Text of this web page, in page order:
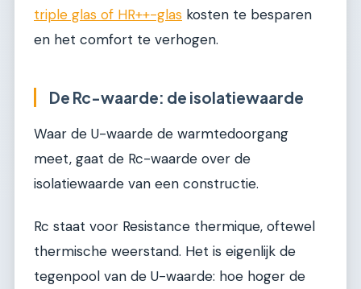
triple glas of HR++-glas kosten te besparen
en het comfort te verhogen.
De Rc-waarde: de isolatiewaarde
Waar de U-waarde de warmtedoorgang
meet, gaat de Rc-waarde over de
isolatiewaarde van een constructie.
Rc staat voor Resistance thermique, oftewel
thermische weerstand. Het is eigenlijk de
tegenpool van de U-waarde: hoe hoger de